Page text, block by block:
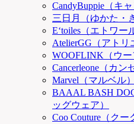
CandyBuppie（キ
三日月（ゆかた・
E‘toiles（エトワー
AtelierGG（アトリ
WOOFLINK（ウー
Cancerleone（カン
Marvel（マルベル）
BAAAL BASH
ッグウェア）
Coo Couture（クー